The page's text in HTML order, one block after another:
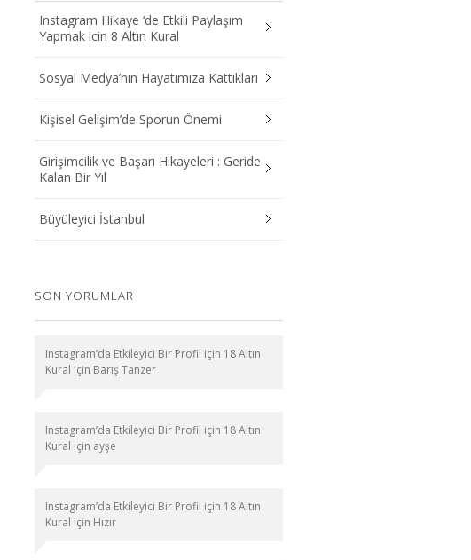
Instagram Hikaye ‘de Etkili Paylaşım
Yapmak icin 8 Altın Kural
Sosyal Medya’nın Hayatımıza Kattıkları
Kişisel Gelişim’de Sporun Önemi
Girişimcilik ve Başarı Hikayeleri : Geride
Kalan Bir Yıl
Büyüleyici İstanbul
SON YORUMLAR
Instagram’da Etkileyici Bir Profil için 18 Altın
Kural için Barış Tanzer
Instagram’da Etkileyici Bir Profil için 18 Altın
Kural için ayşe
Instagram’da Etkileyici Bir Profil için 18 Altın
Kural için Hızır